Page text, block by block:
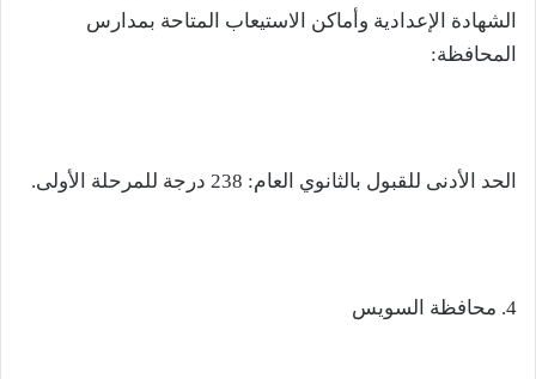
الشهادة الإعدادية وأماكن الاستيعاب المتاحة بمدارس
المحافظة:
الحد الأدنى للقبول بالثانوي العام: 238 درجة للمرحلة الأولى.
4. محافظة السويس